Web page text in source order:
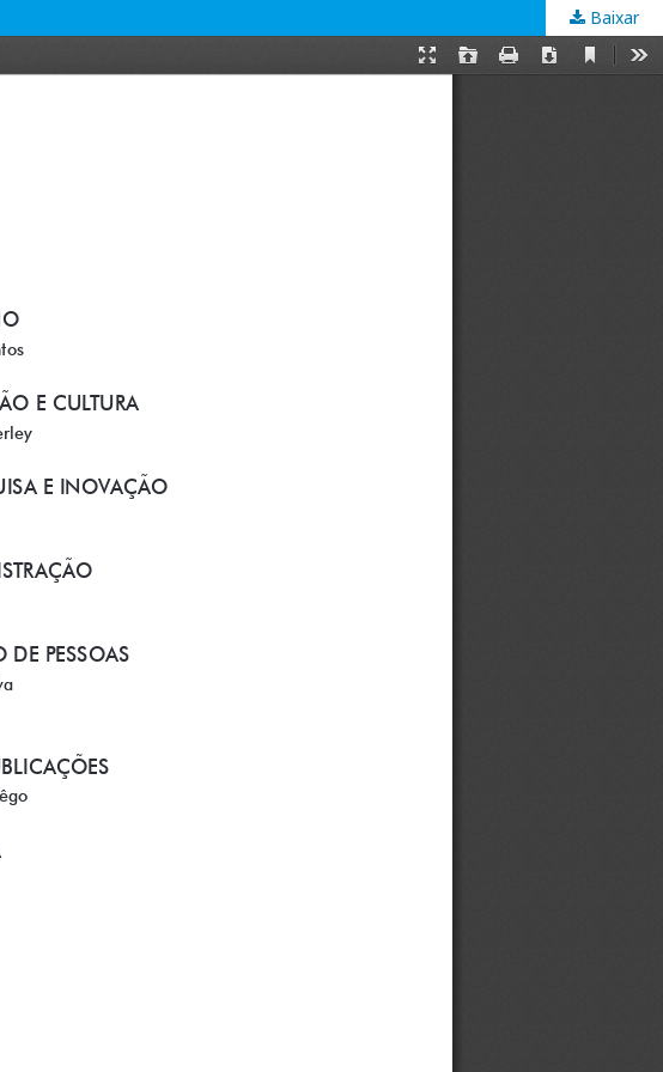
Baixar